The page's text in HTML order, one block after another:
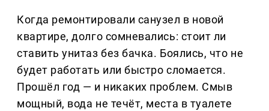
Когда ремонтировали санузел в новой
квартире, долго сомневались: стоит ли
ставить унитаз без бачка. Боялись, что не
будет работать или быстро сломается.
Прошёл год — и никаких проблем. Смыв
мощный, вода не течёт, места в туалете